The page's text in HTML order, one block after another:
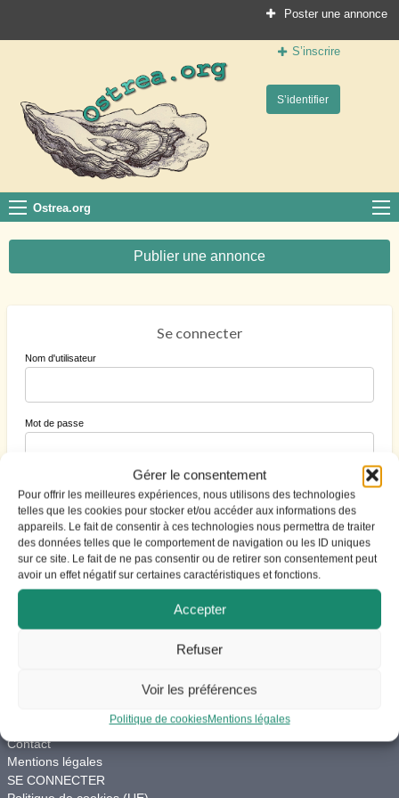
Gérer le consentement
Pour offrir les meilleures expériences, nous utilisons des technologies
telles que les cookies pour stocker et/ou accéder aux informations des
appareils. Le fait de consentir à ces technologies nous permettra de traiter
des données telles que le comportement de navigation ou les ID uniques
sur ce site. Le fait de ne pas consentir ou de retirer son consentement peut
avoir un effet négatif sur certaines caractéristiques et fonctions.
Accepter
Refuser
Voir les préférences
Politique de cookiesMentions légales
Poster une annonce
S’inscrire
S’identifier
Ostrea.org
Le site des professionnels de la conchyliculture
Ostrea.org
Publier une annonce
Se connecter
Nom d'utilisateur
Mot de passe
Se souvenir de moi
S’inscrire Mot de passe perdu ?
Contact
Mentions légales
SE CONNECTER